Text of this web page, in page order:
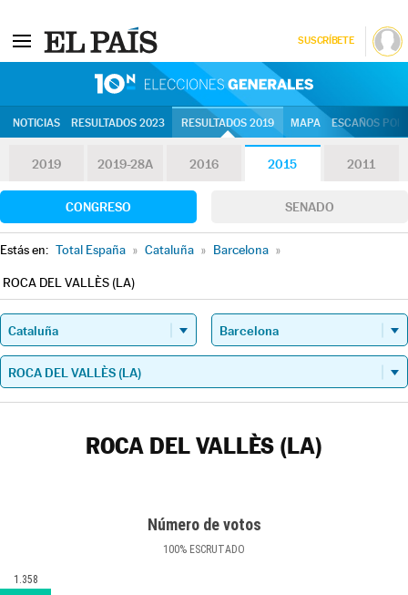
SUSCRÍBETE
NOTICIAS RESULTADOS 2023 RESULTADOS 2019 MAPA ESCAÑOS
2019 2019-28A 2016 2015 2011
CONGRESO SENADO
Estás en: Total España » Cataluña » Barcelona »
ROCA DEL VALLÈS (LA)
ROCA DEL VALLÈS (LA)
Número de votos
100% ESCRUTADO
1.358